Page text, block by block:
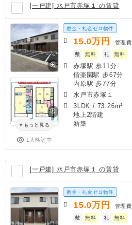
[一戸建] 水戸市赤塚１ の賃貸
もっと見る
1人検討中
敷金・礼金ゼロ物件
15.0万円 管理費
敷
無料 礼 無料
赤塚駅 歩11分
偕楽園駅 歩67分
内原駅 歩77分
水戸市赤塚１
3LDK / 73.26m²
地上2階建
新築
[一戸建] 水戸市赤塚１ の賃貸
敷金・礼金ゼロ物件
15.0万円 管理費
敷
無料 礼 無料